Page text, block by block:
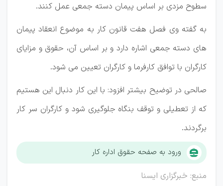
سطوح مزدی بر اساس پیمان دسته جمعی عمل کنند.
به گفته وی فصل هفت قانون کار به موضوع انعقاد پیمان
های دسته جمعی اشاره دارد و بر اساس آن، حقوق و مزایای
کارگران با توافق کارفرما و کارگران تعیین می شود.
صالحی در توضیح بیشتر افزود: با این کار دنبال این هستیم
که از تعطیلی و توقف بنگاه جلوگیری شود و کارگران سر کار
برگردند.
ورود به صفحه حقوق اداره کار
منبع: خبرگزاری ایسنا